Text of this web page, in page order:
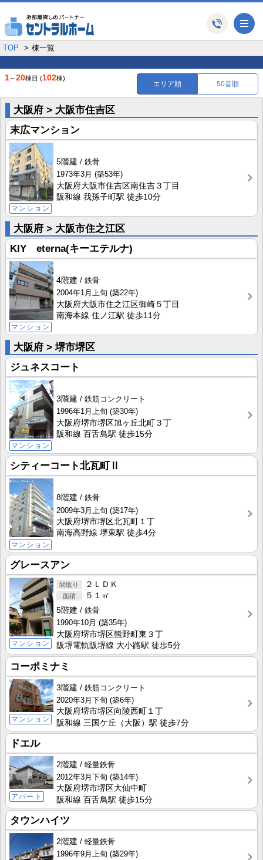
TOP 棟一覧
1～20棟目 (102棟)
エリア順 50音順
大阪府 > 大阪市住吉区
末広マンション
マンション
5階建
鉄骨
1973年3月 (築53年)
大阪府大阪市住吉区南住吉３丁目
阪和線 我孫子町駅 徒歩10分
大阪府 > 大阪市住之江区
KIY eterna(キーエテルナ)
マンション
4階建
鉄骨
2004年1月上旬 (築22年)
大阪府大阪市住之江区御崎５丁目
南海本線 住ノ江駅 徒歩11分
大阪府 > 堺市堺区
ジュネスコート
マンション
3階建
鉄筋コンクリート
1996年1月上旬 (築30年)
大阪府堺市堺区旭ヶ丘北町３丁
阪和線 百舌鳥駅 徒歩15分
シティーコート北瓦町Ⅱ
マンション
8階建
鉄骨
2009年3月上旬 (築17年)
大阪府堺市堺区北瓦町１丁
南海高野線 堺東駅 徒歩4分
グレースアン
マンション
２ＬＤＫ
５１㎡
5階建
鉄骨
1990年10月 (築35年)
大阪府堺市堺区熊野町東３丁
阪堺電軌阪堺線 大小路駅 徒歩5分
コーポミナミ
マンション
3階建
鉄筋コンクリート
2020年3月下旬 (築6年)
大阪府堺市堺区向陵西町１丁
阪和線 三国ケ丘（大阪）駅 徒歩7分
ドエル
アパート
2階建
軽量鉄骨
2012年3月下旬 (築14年)
大阪府堺市堺区大仙中町
阪和線 百舌鳥駅 徒歩15分
タウンハイツ
2階建
軽量鉄骨
1996年9月上旬 (築29年)